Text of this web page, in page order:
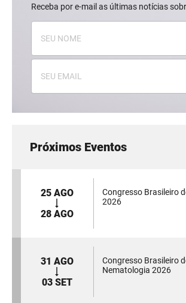
Receba por e-mail as últimas notícias
Próximos Eventos
25 AGO
28 AGO
Congresso Brasileiro
2026
31 AGO
03 SET
Congresso Brasileiro
Nematologia 2026